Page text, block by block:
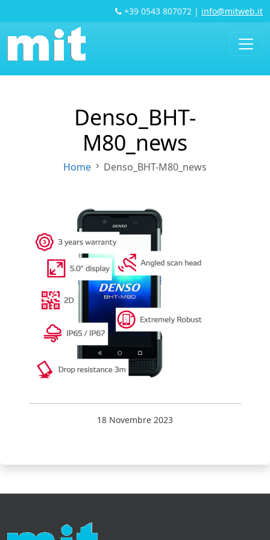
+39 0543 807072 | info@mitweb.it
Denso_BHT-
M80_news
Home Denso_BHT-M80_news
18 Novembre 2023